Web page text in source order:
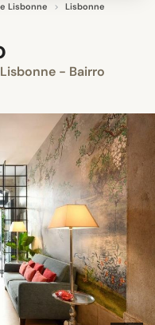
Lisbonne
Lisbonne
- Bairro